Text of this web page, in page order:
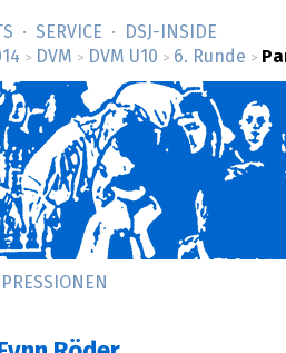
SERVICE
DSJ-­INSIDE
> DVM > DVM U10 > 6. Runde >